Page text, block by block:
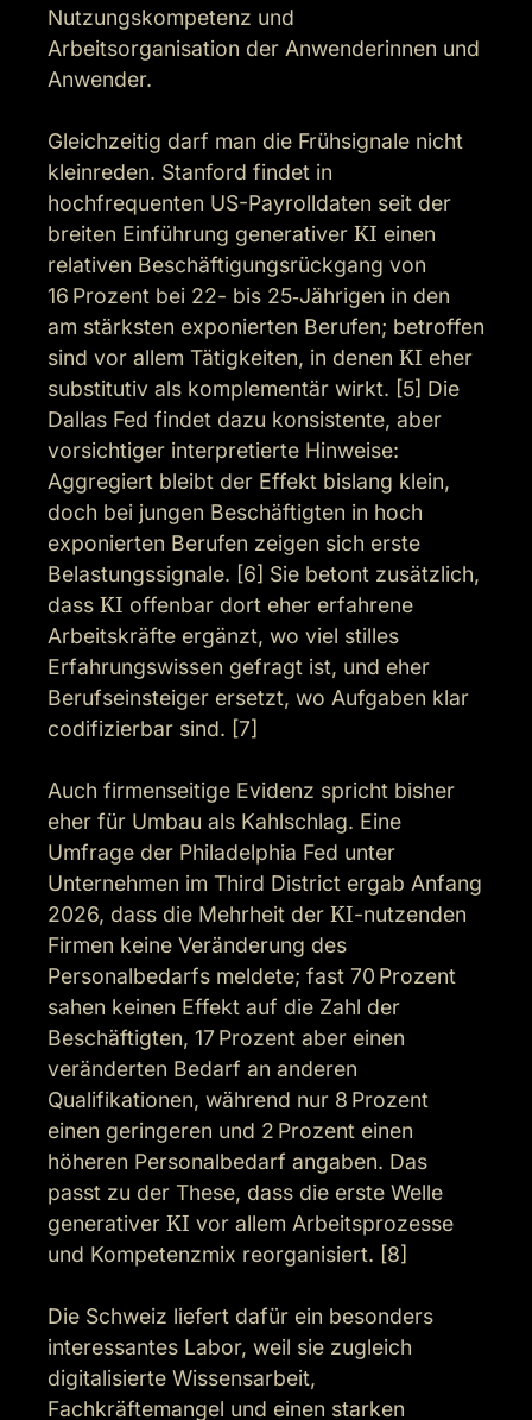
Nutzungskompetenz und
Arbeitsorganisation der Anwenderinnen und
Anwender.
Gleichzeitig darf man die Frühsignale nicht
kleinreden. Stanford findet in
hochfrequenten US-Payrolldaten seit der
breiten Einführung generativer KI einen
relativen Beschäftigungsrückgang von
16 Prozent bei 22- bis 25‑Jährigen in den
am stärksten exponierten Berufen; betroffen
sind vor allem Tätigkeiten, in denen KI eher
substitutiv als komplementär wirkt. [5] Die
Dallas Fed findet dazu konsistente, aber
vorsichtiger interpretierte Hinweise:
Aggregiert bleibt der Effekt bislang klein,
doch bei jungen Beschäftigten in hoch
exponierten Berufen zeigen sich erste
Belastungssignale. [6] Sie betont zusätzlich,
dass KI offenbar dort eher erfahrene
Arbeitskräfte ergänzt, wo viel stilles
Erfahrungswissen gefragt ist, und eher
Berufseinsteiger ersetzt, wo Aufgaben klar
codifizierbar sind. [7]
Auch firmenseitige Evidenz spricht bisher
eher für Umbau als Kahlschlag. Eine
Umfrage der Philadelphia Fed unter
Unternehmen im Third District ergab Anfang
2026, dass die Mehrheit der KI-nutzenden
Firmen keine Veränderung des
Personalbedarfs meldete; fast 70 Prozent
sahen keinen Effekt auf die Zahl der
Beschäftigten, 17 Prozent aber einen
veränderten Bedarf an anderen
Qualifikationen, während nur 8 Prozent
einen geringeren und 2 Prozent einen
höheren Personalbedarf angaben. Das
passt zu der These, dass die erste Welle
generativer KI vor allem Arbeitsprozesse
und Kompetenzmix reorganisiert. [8]
Die Schweiz liefert dafür ein besonders
interessantes Labor, weil sie zugleich
digitalisierte Wissensarbeit,
Fachkräftemangel und einen starken